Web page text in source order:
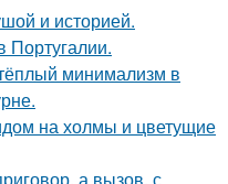
и историей.
минимализм в
на холмы и цветущие